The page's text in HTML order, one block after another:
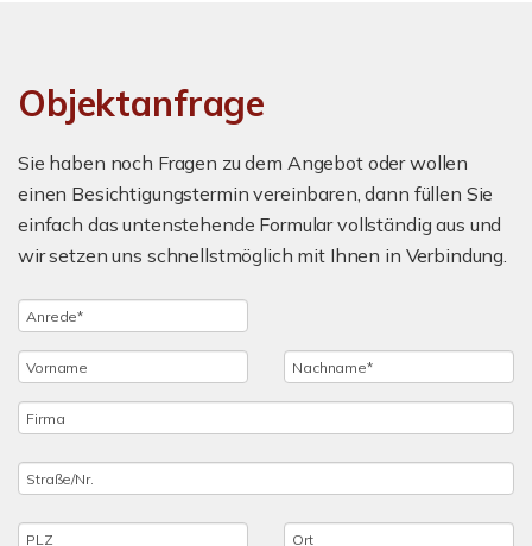
Objektanfrage
Sie haben noch Fragen zu dem Angebot oder wollen
einen Besichtigungstermin vereinbaren, dann füllen Sie
einfach das untenstehende Formular vollständig aus und
wir setzen uns schnellstmöglich mit Ihnen in Verbindung.